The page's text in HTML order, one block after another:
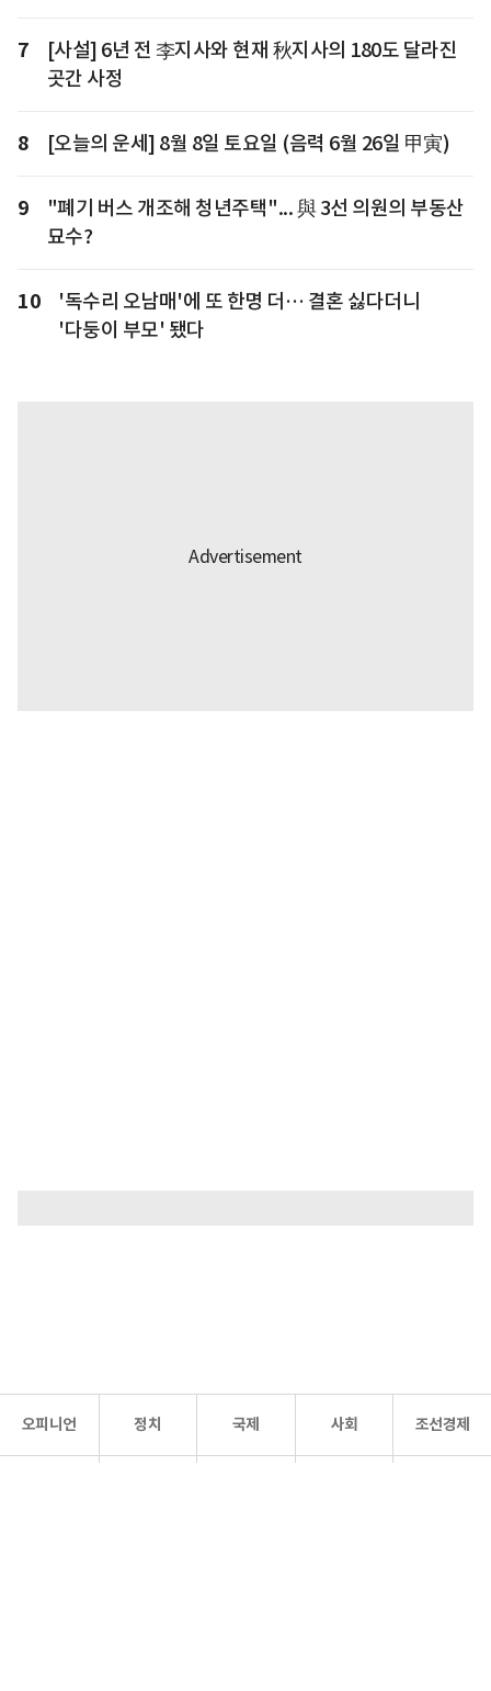
7
[사설] 6년 전 李지사와 현재 秋지사의 180도 달라진
곳간 사정
8 [오늘의 운세] 8월 8일 토요일 (음력 6월 26일 甲寅)
9
"폐기 버스 개조해 청년주택"... 與 3선 의원의 부동산
묘수?
10
'독수리 오남매'에 또 한명 더… 결혼 싫다더니
'다둥이 부모' 됐다
오피니언 정치 국제 사회 조선경제